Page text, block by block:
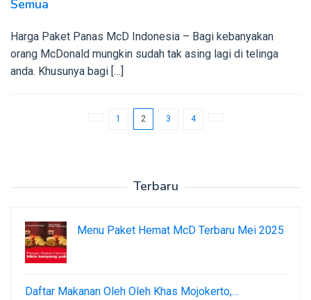
Semua
Harga Paket Panas McD Indonesia – Bagi kebanyakan
orang McDonald mungkin sudah tak asing lagi di telinga
anda. Khusunya bagi […]
1 2 3 4
Terbaru
Menu Paket Hemat McD Terbaru Mei 2025
Daftar Makanan Oleh Oleh Khas Mojokerto,…